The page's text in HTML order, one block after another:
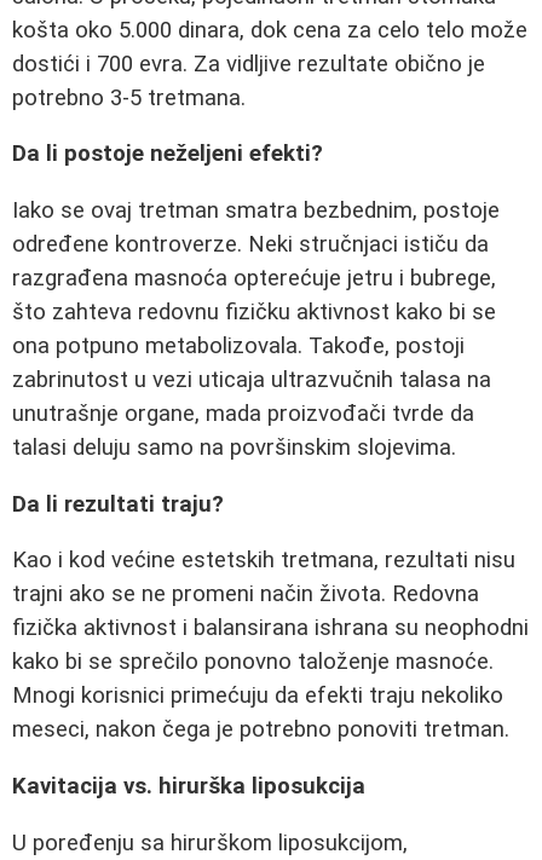
košta oko 5.000 dinara, dok cena za celo telo može
dostići i 700 evra. Za vidljive rezultate obično je
potrebno 3-5 tretmana.
Da li postoje neželjeni efekti?
Iako se ovaj tretman smatra bezbednim, postoje
određene kontroverze. Neki stručnjaci ističu da
razgrađena masnoća opterećuje jetru i bubrege,
što zahteva redovnu fizičku aktivnost kako bi se
ona potpuno metabolizovala. Takođe, postoji
zabrinutost u vezi uticaja ultrazvučnih talasa na
unutrašnje organe, mada proizvođači tvrde da
talasi deluju samo na površinskim slojevima.
Da li rezultati traju?
Kao i kod većine estetskih tretmana, rezultati nisu
trajni ako se ne promeni način života. Redovna
fizička aktivnost i balansirana ishrana su neophodni
kako bi se sprečilo ponovno taloženje masnoće.
Mnogi korisnici primećuju da efekti traju nekoliko
meseci, nakon čega je potrebno ponoviti tretman.
Kavitacija vs. hirurška liposukcija
U poređenju sa hirurškom liposukcijom,